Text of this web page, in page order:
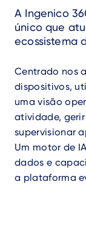
A Ingenico
único que
ecossistema
Centrado nos
dispositivos,
uma visão
atividade,
supervisionar
Um motor de
dados e
a plataforma